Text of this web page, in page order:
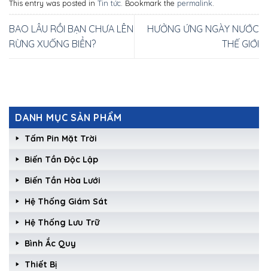
This entry was posted in Tin tức. Bookmark the permalink.
BAO LÂU RỒI BẠN CHƯA LÊN
RỪNG XUỐNG BIỂN?
HƯỞNG ỨNG NGÀY NƯỚC
THẾ GIỚI
DANH MỤC SẢN PHẨM
Tấm Pin Mặt Trời
Biến Tần Độc Lập
Biến Tần Hòa Lưới
Hệ Thống Giám Sát
Hệ Thống Lưu Trữ
Bình Ắc Quy
Thiết Bị